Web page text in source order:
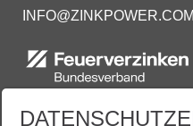
INFO@ZINKPOWER.COM